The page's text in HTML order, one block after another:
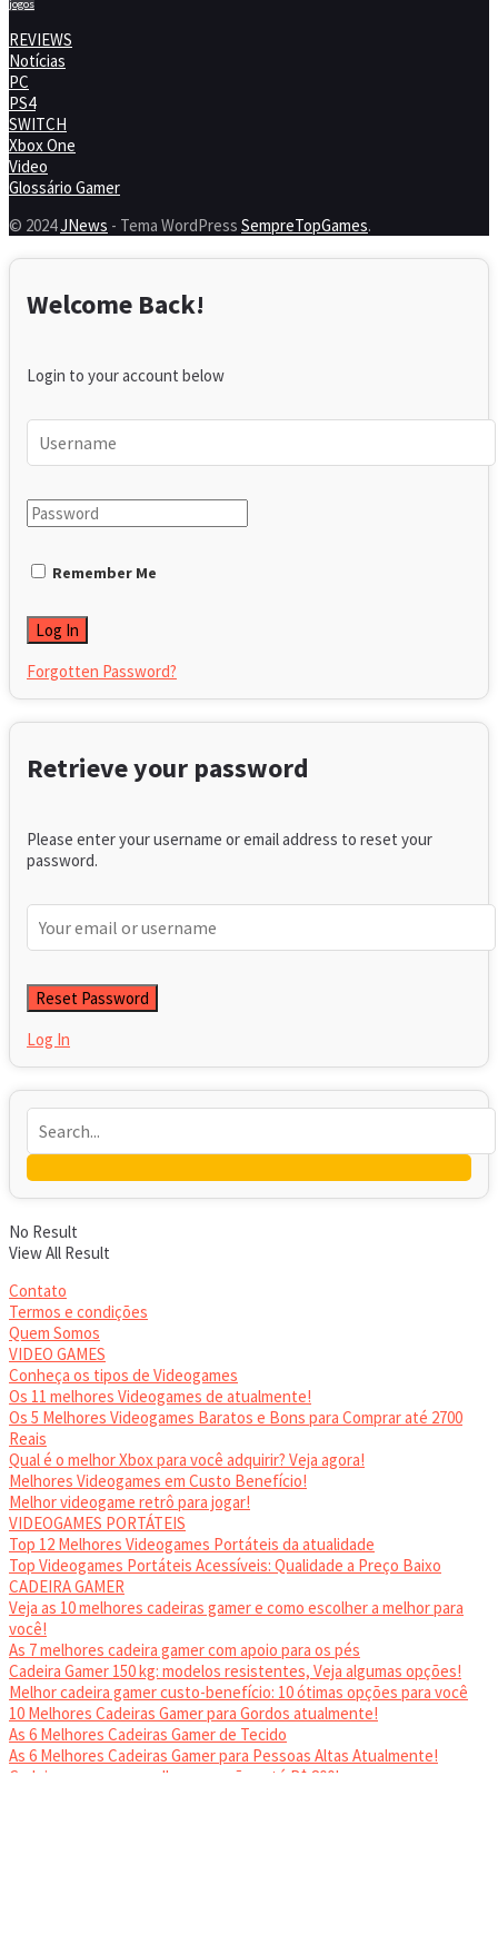
jogos
REVIEWS
Notícias
PC
PS4
SWITCH
Xbox One
Video
Glossário Gamer
© 2024JNews - Tema WordPress SempreTopGames.
Welcome Back!
Login to your account below
Remember Me
Forgotten Password?
Retrieve your password
Please enter your username or email address to reset your
password.
Log In
No Result
View All Result
Contato
Termos e condições
Quem Somos
VIDEO GAMES
Conheça os tipos de Videogames
Os 11 melhores Videogames de atualmente!
Os 5 Melhores Videogames Baratos e Bons para Comprar até 2700
Reais
Qual é o melhor Xbox para você adquirir? Veja agora!
Melhores Videogames em Custo Benefício!
Melhor videogame retrô para jogar!
VIDEOGAMES PORTÁTEIS
Top 12 Melhores Videogames Portáteis da atualidade
Top Videogames Portáteis Acessíveis: Qualidade a Preço Baixo
CADEIRA GAMER
Veja as 10 melhores cadeiras gamer e como escolher a melhor para
você!
As 7 melhores cadeira gamer com apoio para os pés
Cadeira Gamer 150 kg: modelos resistentes, Veja algumas opções!
Melhor cadeira gamer custo-benefício: 10 ótimas opções para você
10 Melhores Cadeiras Gamer para Gordos atualmente!
As 6 Melhores Cadeiras Gamer de Tecido
As 6 Melhores Cadeiras Gamer para Pessoas Altas Atualmente!
Cadeiras gamer: as melhores opções até R$ 800!